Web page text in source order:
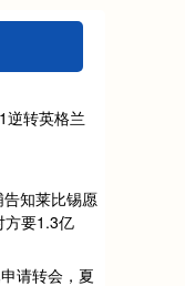
逆转英格兰
知莱比锡愿
方要1.3亿
请转会，夏